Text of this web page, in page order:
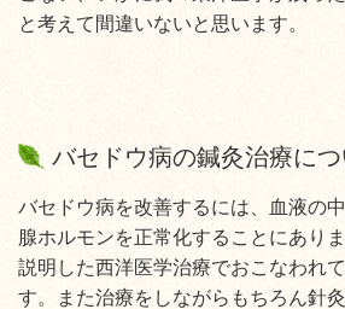
と考えて間違いないと思います。
バセドウ病の鍼灸治療につ
バセドウ病を改善するには、血液の
腺ホルモンを正常化することにあり
説明した西洋医学治療でおこなわれ
す。また治療をしながらもちろん針